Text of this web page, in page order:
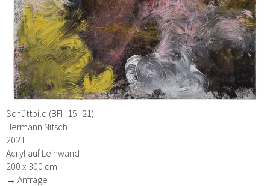
Schüttbild (BFI_15_21)
Hermann Nitsch
2021
Acryl auf Leinwand
200 x 300 cm
→ Anfrage